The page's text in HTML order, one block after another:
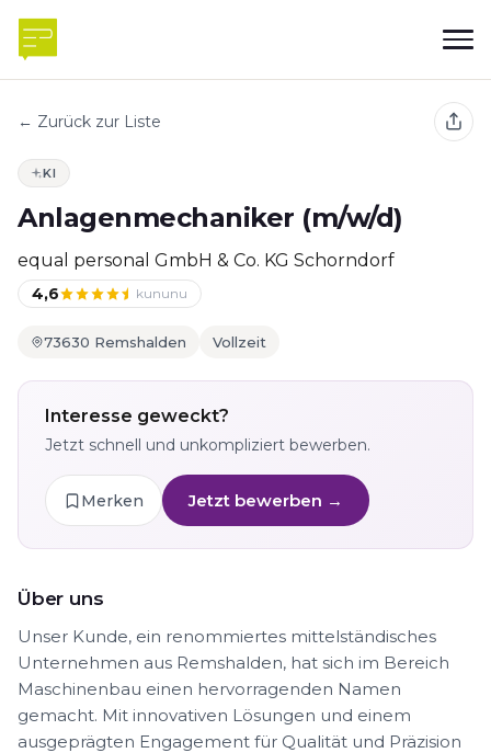
← Zurück zur Liste
KI
Anlagenmechaniker (m/w/d)
equal personal GmbH & Co. KG Schorndorf
4,6 kununu
73630 Remshalden Vollzeit
Interesse geweckt?
Jetzt schnell und unkompliziert bewerben.
Merken Jetzt bewerben →
Über uns
Unser Kunde, ein renommiertes mittelständisches
Unternehmen aus Remshalden, hat sich im Bereich
Maschinenbau einen hervorragenden Namen
gemacht. Mit innovativen Lösungen und einem
ausgeprägten Engagement für Qualität und Präzision